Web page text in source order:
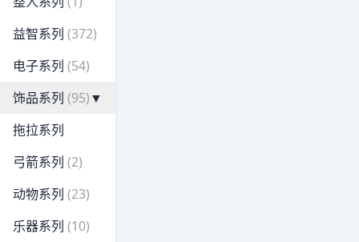
益智系列 (372)
电子系列 (54)
饰品系列 (95)▼
拖拉系列
弓箭系列 (2)
动物系列 (23)
乐器系列 (10)